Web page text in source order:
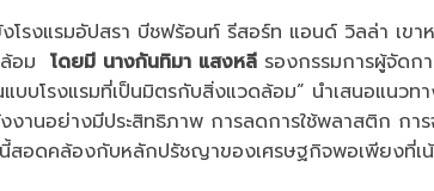
โรงแรมอัปสรา บีชฟร้อนท์ รีสอร์ท แอนด์ วิลล่า เข
อม โดยมี นางกันทิมา แสงหลี รองกรรมการผู้จัดก
บโรงแรมที่เป็นมิตรกับสิ่งแวดล้อม” นำเสนอแนวท
านอย่างมีประสิทธิภาพ การลดการใช้พลาสติก กา
สอดคล้องกับหลักปรัชญาของเศรษฐกิจพอเพียงที่